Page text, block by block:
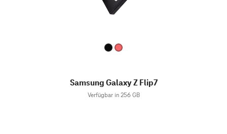
Samsung Galaxy Z Flip7
Verfügbar in 256 GB